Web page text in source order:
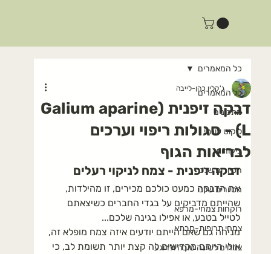
כל המאמרים
מתכונים
ליקוט עונתי
ביקורות
הסיורים שלנו
הסיורים שלנו
רוקחות צמחי-מרפא
צמחי תרופות-סבתא
צמחים לשינה טובה ולרוגע
כל המאמרים
דבקה זיפנית (Galium aparine
L) - סגולות ריפוי וערכים
לבריאות הגוף
ג'קלין כהן-לייבה
דבקה זיפנית - צמח לניקוי רעלים
את הדבקה כמעט כולכם מכירים, זו מהילדות,
שהייתם מדביקים על בגדי החברים כשיצאתם
לטייל בטבע, או אפילו בגינה שלכם...
מניחה גם שאם הייתם יודעים איזה צמח מופלא זה,
אולי הייתם מקדישים לה קצת יותר תשומת לב, כי